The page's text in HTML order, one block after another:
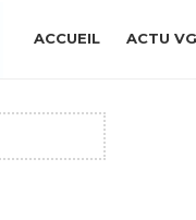
ACCUEIL ACTU VG